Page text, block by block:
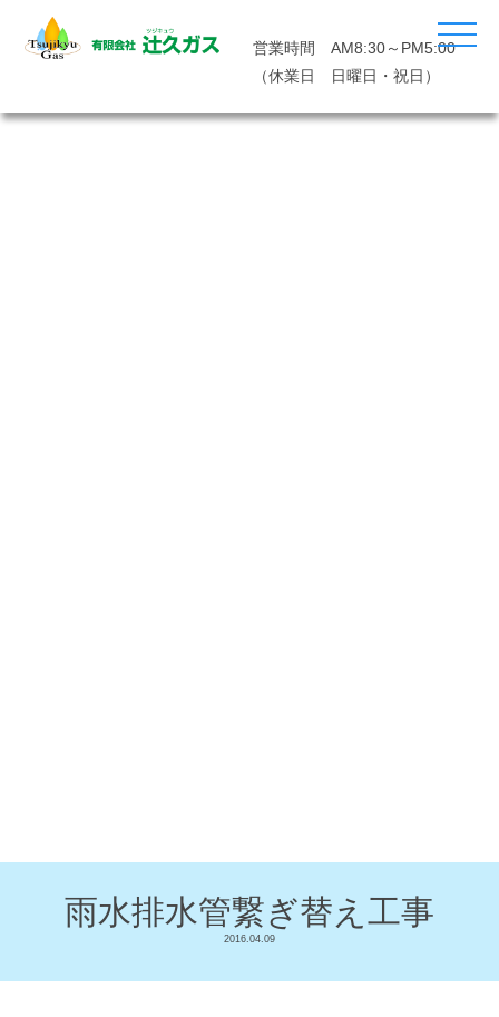
営業時間 AM8:30～PM5:00
（休業日 日曜日・祝日）
雨水排水管繋ぎ替え工事
2016.04.09